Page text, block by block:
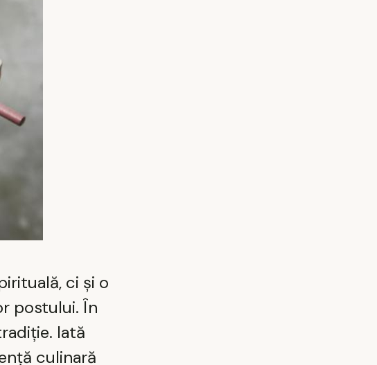
ci și o
postului. În
Iată
culinară